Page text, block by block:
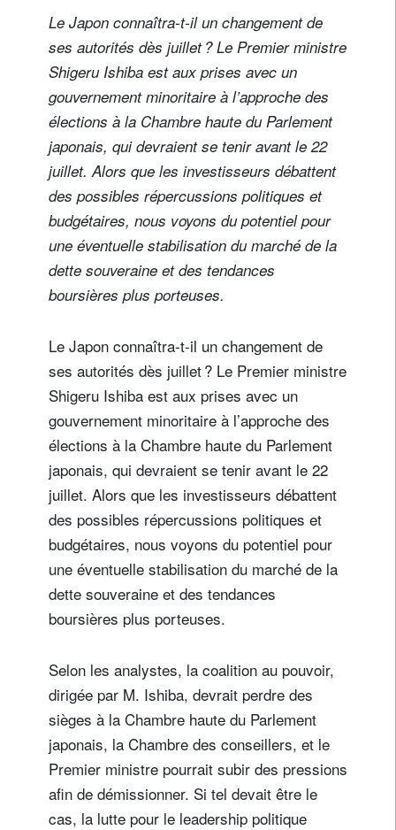
Le Japon connaîtra-t-il un changement de
ses autorités dès juillet ? Le Premier ministre
Shigeru Ishiba est aux prises avec un
gouvernement minoritaire à l’approche des
élections à la Chambre haute du Parlement
japonais, qui devraient se tenir avant le 22
juillet. Alors que les investisseurs débattent
des possibles répercussions politiques et
budgétaires, nous voyons du potentiel pour
une éventuelle stabilisation du marché de la
dette souveraine et des tendances
boursières plus porteuses.
Le Japon connaîtra-t-il un changement de
ses autorités dès juillet ? Le Premier ministre
Shigeru Ishiba est aux prises avec un
gouvernement minoritaire à l’approche des
élections à la Chambre haute du Parlement
japonais, qui devraient se tenir avant le 22
juillet. Alors que les investisseurs débattent
des possibles répercussions politiques et
budgétaires, nous voyons du potentiel pour
une éventuelle stabilisation du marché de la
dette souveraine et des tendances
boursières plus porteuses.
Selon les analystes, la coalition au pouvoir,
dirigée par M. Ishiba, devrait perdre des
sièges à la Chambre haute du Parlement
japonais, la Chambre des conseillers, et le
Premier ministre pourrait subir des pressions
afin de démissionner. Si tel devait être le
cas, la lutte pour le leadership politique